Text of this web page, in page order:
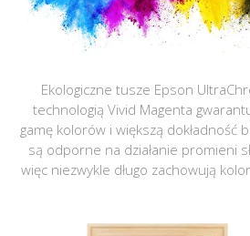
Ekologiczne tusze Epson
technologią Vivid Magenta
gamę kolorów i większą dokładność
są odporne na działanie promieni
więc niezwykle długo zachowują